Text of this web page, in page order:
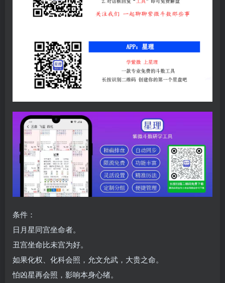
条件：
日月星同宫坐命者。
丑宫坐命比未宫为好。
如果化权、化科会照，允文允武，大贵之命。
怕凶星再会照，影响本身心绪。